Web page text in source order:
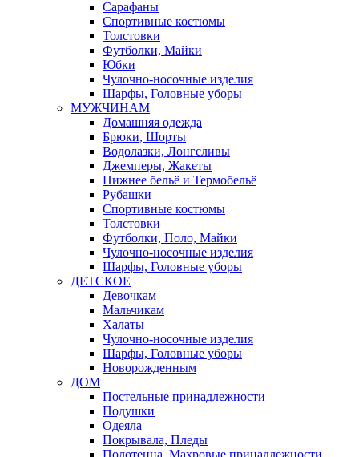
Сарафаны
Спортивные костюмы
Толстовки
Футболки, Майки
Юбки
Чулочно-носочные изделия
Шарфы, Головные уборы
МУЖЧИНАМ
Домашняя одежда
Брюки, Шорты
Водолазки, Лонгсливы
Джемперы, Жакеты
Нижнее бельё и Термобельё
Рубашки
Спортивные костюмы
Толстовки
Футболки, Поло, Майки
Чулочно-носочные изделия
Шарфы, Головные уборы
ДЕТСКОЕ
Девочкам
Мальчикам
Халаты
Чулочно-носочные изделия
Шарфы, Головные уборы
Новорожденным
ДОМ
Постельные принадлежности
Подушки
Одеяла
Покрывала, Пледы
Полотенца, Махровые принадлежности